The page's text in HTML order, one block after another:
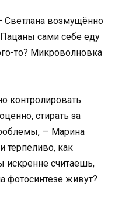
Светлана возмущённо
сами себе еду
то? Микроволновка
контролировать
стирать за
— Марина
терпеливо, как
искренне считаешь,
фотосинтезе живут?